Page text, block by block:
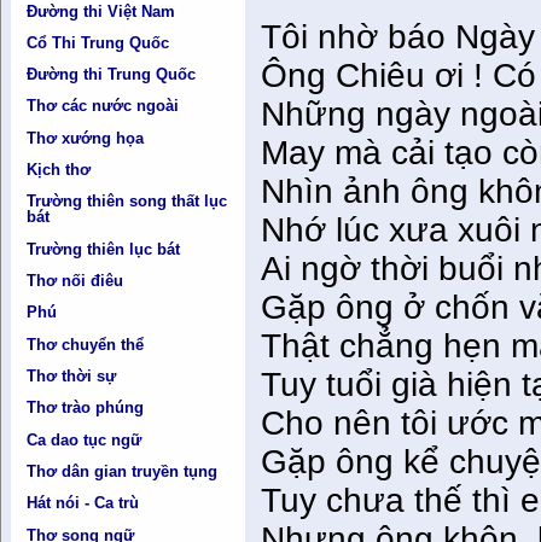
Đường thi Việt Nam
Cổ Thi Trung Quốc
Đường thi Trung Quốc
Thơ các nước ngoài
Thơ xướng họa
Kịch thơ
Trường thiên song thất lục
bát
Trường thiên lục bát
Thơ nối điêu
Phú
Thơ chuyển thể
Thơ thời sự
Thơ trào phúng
Ca dao tục ngữ
Thơ dân gian truyền tụng
Hát nói - Ca trù
Thơ song ngữ
Tôi nhờ báo
Ông Chiêu ơi !
Những ngày
May mà cải tạo
Nhìn ảnh ông
Nhớ lúc xưa xuôi
Ai ngờ thời buổi
Gặp ông ở chốn
Thật chẳng hẹn
Tuy tuổi già hiện
Cho nên tôi ước
Gặp ông kể
Tuy chưa thế thì